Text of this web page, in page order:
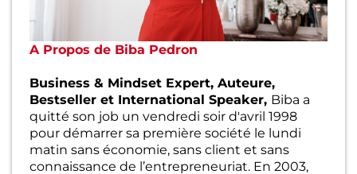
A Propos de Biba Pedron
Business & Mindset Expert, Auteure,
Bestseller et International Speaker, Biba a
quitté son job un vendredi soir d'avril 1998
pour démarrer sa première société le lundi
matin sans économie, sans client et sans
connaissance de l’entrepreneuriat. En 2003,